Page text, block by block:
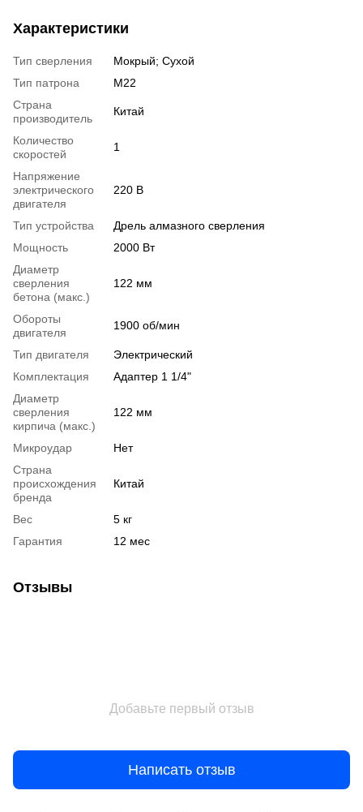
Характеристики
Тип сверления
Мокрый; Сухой
Тип патрона
М22
Страна
производитель
Китай
Количество
скоростей
1
Напряжение
электрического
двигателя
220 В
Тип устройства
Дрель алмазного сверления
Мощность
2000 Вт
Диаметр
сверления
бетона (макс.)
122 мм
Обороты
двигателя
1900 об/мин
Тип двигателя
Электрический
Комплектация
Адаптер 1 1/4"
Диаметр
сверления
кирпича (макс.)
122 мм
Микроудар
Нет
Страна
происхождения
бренда
Китай
Вес
5 кг
Гарантия
12 мес
Отзывы
Добавьте первый отзыв
Написать отзыв